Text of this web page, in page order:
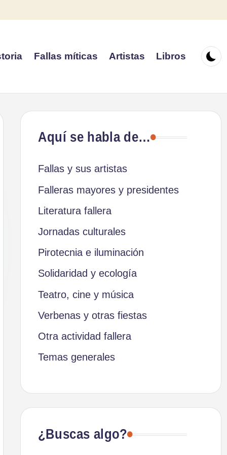
Fallas míticas Artistas Libros
Aquí se habla de…
Fallas y sus artistas
Falleras mayores y presidentes
Literatura fallera
Jornadas culturales
Pirotecnia e iluminación
Solidaridad y ecología
Teatro, cine y música
Verbenas y otras fiestas
Otra actividad fallera
Temas generales
¿Buscas algo?